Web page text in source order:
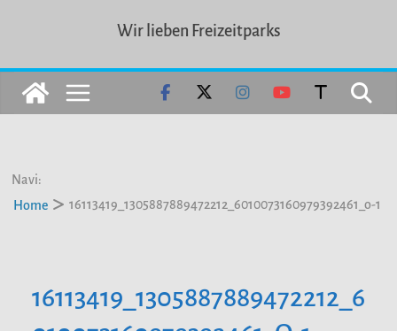
Wir lieben Freizeitparks
Navi:
Home
16113419_1305887889472212_6010073160979392461_o-1
16113419_1305887889472212_6